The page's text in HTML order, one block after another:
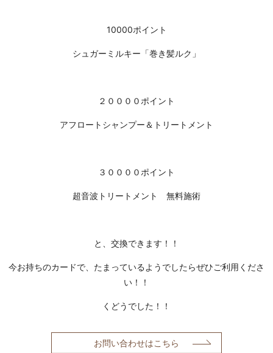
10000ポイント
シュガーミルキー「巻き髪ルク」
２００００ポイント
アフロートシャンプー＆トリートメント
３００００ポイント
超音波トリートメント 無料施術
と、交換できます！！
今お持ちのカードで、たまっているようでしたらぜひご利用くださ
い！！
くどうでした！！
お問い合わせはこちら